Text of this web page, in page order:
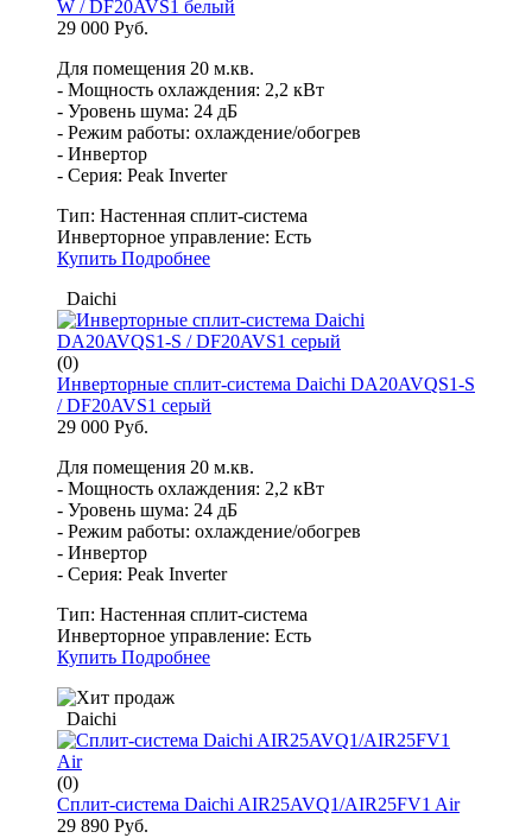
W / DF20AVS1 белый
29 000 Руб.
Для помещения 20 м.кв.
- Мощность охлаждения: 2,2 кВт
- Уровень шума: 24 дБ
- Режим работы: охлаждение/обогрев
- Инвертор
- Серия: Peak Inverter
Тип: Настенная сплит-система
Инверторное управление: Есть
Купить Подробнее
Daichi
(0)
Инверторные сплит-система Daichi DA20AVQS1-S
/ DF20AVS1 серый
29 000 Руб.
Для помещения 20 м.кв.
- Мощность охлаждения: 2,2 кВт
- Уровень шума: 24 дБ
- Режим работы: охлаждение/обогрев
- Инвертор
- Серия: Peak Inverter
Тип: Настенная сплит-система
Инверторное управление: Есть
Купить Подробнее
Daichi
(0)
Сплит-система Daichi AIR25AVQ1/AIR25FV1 Air
29 890 Руб.